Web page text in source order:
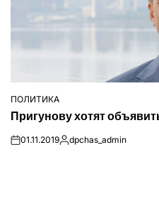
ОПУБЛІКУВАТИ
ПОЛИТИКА
Пригунову хотят
on01.11.2019Опубліковано
dpchas_admin